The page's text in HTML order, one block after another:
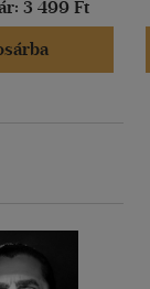
3 499 Ft